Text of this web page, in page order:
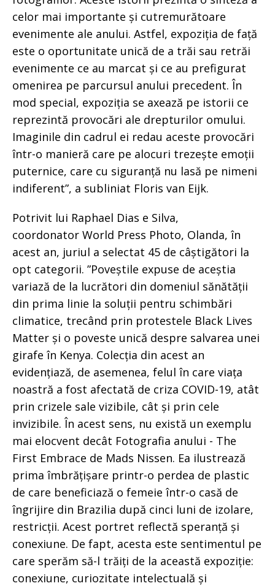
celor mai importante și cutremurătoare
evenimente ale anului. Astfel, expoziția de față
este o oportunitate unică de a trăi sau retrăi
evenimente ce au marcat și ce au prefigurat
omenirea pe parcursul anului precedent. În
mod special, expoziția se axează pe istorii ce
reprezintă provocări ale drepturilor omului.
Imaginile din cadrul ei redau aceste provocări
într-o manieră care pe alocuri trezește emoții
puternice, care cu siguranță nu lasă pe nimeni
indiferent”, a subliniat Floris van Eijk.
Potrivit lui Raphael Dias e Silva,
coordonator World Press Photo, Olanda, în
acest an, juriul a selectat 45 de câștigători la
opt categorii. ”Poveștile expuse de aceștia
variază de la lucrători din domeniul sănătății
din prima linie la soluții pentru schimbări
climatice, trecând prin protestele Black Lives
Matter și o poveste unică despre salvarea unei
girafe în Kenya. Colecția din acest an
evidențiază, de asemenea, felul în care viața
noastră a fost afectată de criza COVID-19, atât
prin crizele sale vizibile, cât și prin cele
invizibile. În acest sens, nu există un exemplu
mai elocvent decât Fotografia anului - The
First Embrace de Mads Nissen. Ea ilustrează
prima îmbrățișare printr-o perdea de plastic
de care beneficiază o femeie într-o casă de
îngrijire din Brazilia după cinci luni de izolare,
restricții. Acest portret reflectă speranță și
conexiune. De fapt, acesta este sentimentul pe
care sperăm să-l trăiți de la această expoziție:
conexiune, curiozitate intelectuală și